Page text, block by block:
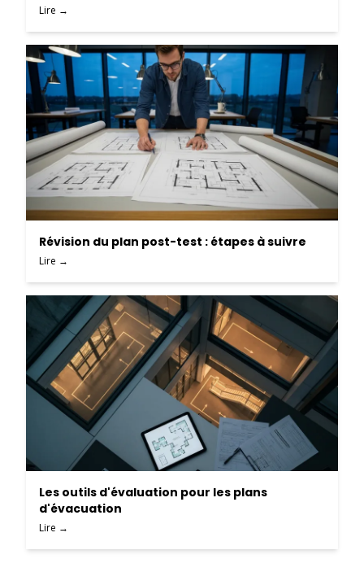
Lire →
Révision du plan post-test : étapes à suivre
Lire →
Les outils d'évaluation pour les plans
d'évacuation
Lire →